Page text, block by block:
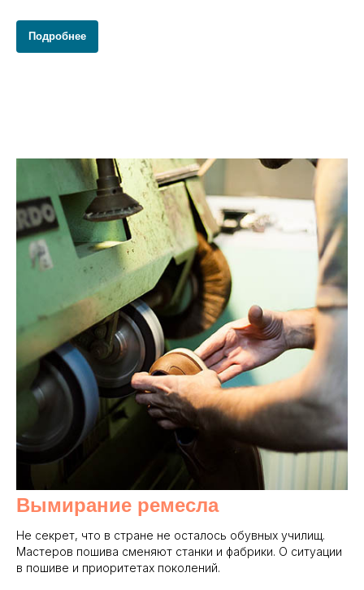
Подробнее
Вымирание ремесла
Не секрет, что в стране не осталось обувных училищ.
Мастеров пошива сменяют станки и фабрики. О ситуации
в пошиве и приоритетах поколений.